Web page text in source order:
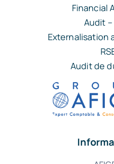
Financial
Audit –
Externalisation
Audit de